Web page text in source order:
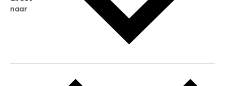
huis kopen
aankoopadvies
naar